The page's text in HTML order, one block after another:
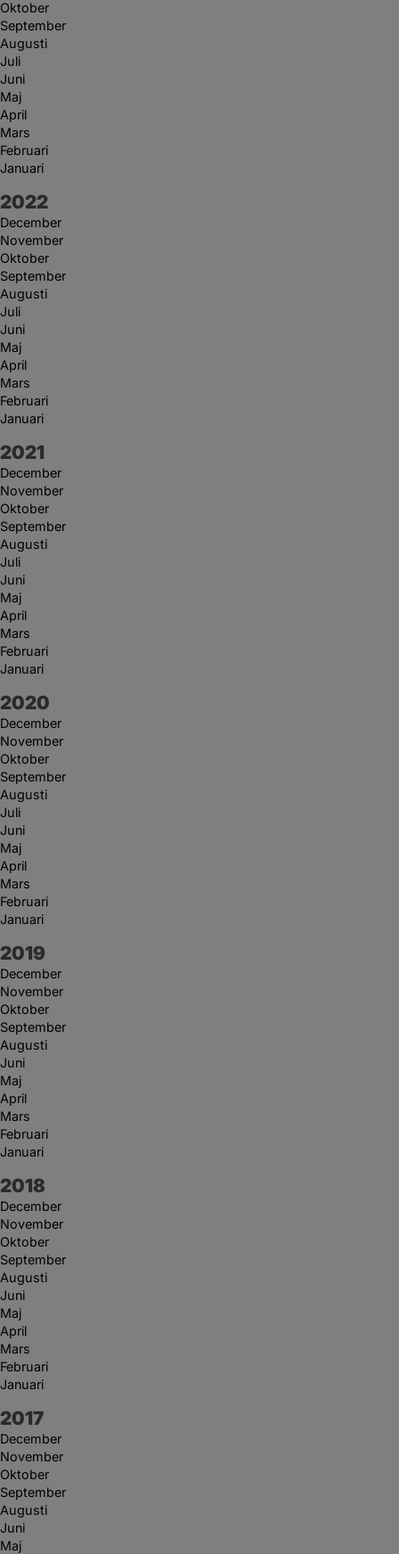
Oktober
September
Augusti
Juli
Juni
Maj
April
Mars
Februari
Januari
År:
2022
December
November
Oktober
September
Augusti
Juli
Juni
Maj
April
Mars
Februari
Januari
År:
2021
December
November
Oktober
September
Augusti
Juli
Juni
Maj
April
Mars
Februari
Januari
År:
2020
December
November
Oktober
September
Augusti
Juli
Juni
Maj
April
Mars
Februari
Januari
År:
2019
December
November
Oktober
September
Augusti
Juni
Maj
April
Mars
Februari
Januari
År:
2018
December
November
Oktober
September
Augusti
Juni
Maj
April
Mars
Februari
Januari
År:
2017
December
November
Oktober
September
Augusti
Juni
Maj